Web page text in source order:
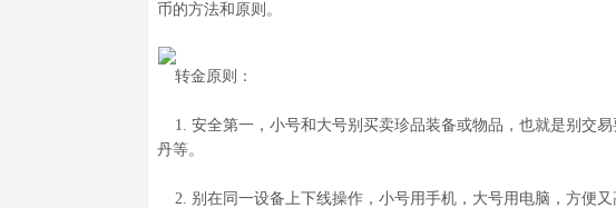
币的方法和原则。
转金原则：
1. 安全第一，小号和大号别买卖珍品装备或物品，也就是别交
丹等。
2. 别在同一设备上下线操作，小号用手机，大号用电脑，方便又